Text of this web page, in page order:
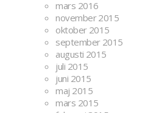
mars 2016
november 2015
oktober 2015
september 2015
augusti 2015
juli 2015
juni 2015
maj 2015
mars 2015